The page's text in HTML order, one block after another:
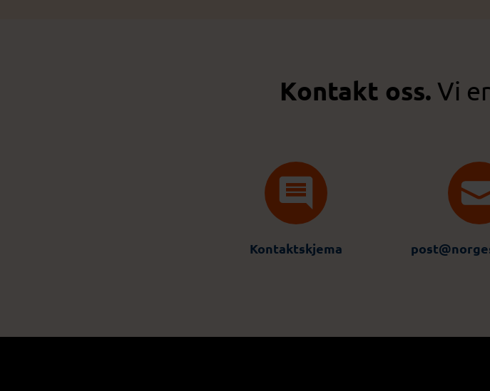
Kontakt oss. Vi
Kontaktskjema